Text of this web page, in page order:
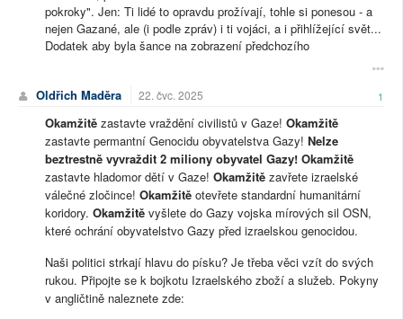
pokroky". Jen: Ti lidé to opravdu prožívají, tohle si ponesou - a
nejen Gazané, ale (i podle zpráv) i ti vojáci, a i přihlížející svět...
Dodatek aby byla šance na zobrazení předchozího
Oldřich Maděra 22. čvc. 2025 1
Okamžitě zastavte vraždění civilistů v Gaze! Okamžitě
zastavte permantní Genocidu obyvatelstva Gazy! Nelze
beztrestně vyvraždit 2 miliony obyvatel Gazy! Okamžitě
zastavte hladomor dětí v Gaze! Okamžitě zavřete izraelské
válečné zločince! Okamžitě otevřete standardní humanitární
koridory. Okamžitě vyšlete do Gazy vojska mírových sil OSN,
které ochrání obyvatelstvo Gazy před izraelskou genocidou.
Naši politici strkají hlavu do písku? Je třeba věci vzít do svých
rukou. Připojte se k bojkotu Izraelského zboží a služeb. Pokyny
v angličtině naleznete zde: